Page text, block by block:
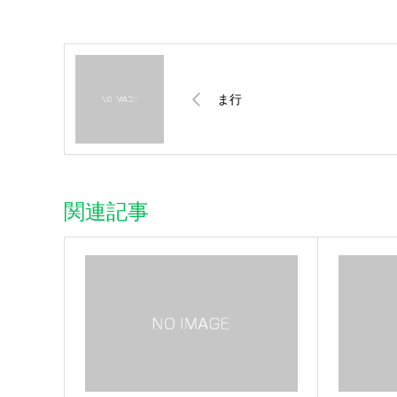
ま行
関連記事